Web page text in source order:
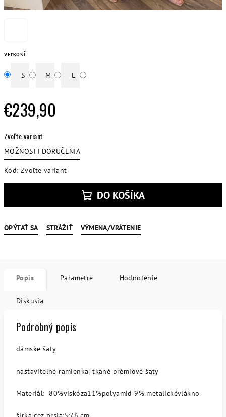
VEĽKOSŤ
S M L
€239,90
cena:
Zvoľte variant
MOŽNOSTI DORUČENIA
Kód: Zvoľte variant
DO KOŠÍKA
OPÝTAŤ SA STRÁŽIŤ VÝMENA/VRÁTENIE
Popis Parametre Hodnotenie
Diskusia
Podrobný popis
dámske šaty
nastaviteľné ramienka| tkané prémiové šaty
Materiál: 80%viskóza11%polyamid 9% metalickévlákno